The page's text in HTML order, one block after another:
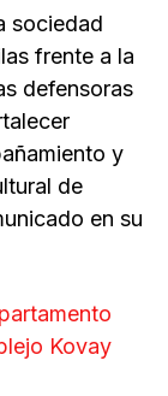
sociedad
frente a la
defensoras
y
de
en su
Kovay